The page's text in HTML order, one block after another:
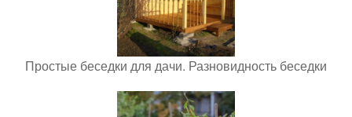
Простые беседки для дачи. Разновидность беседки